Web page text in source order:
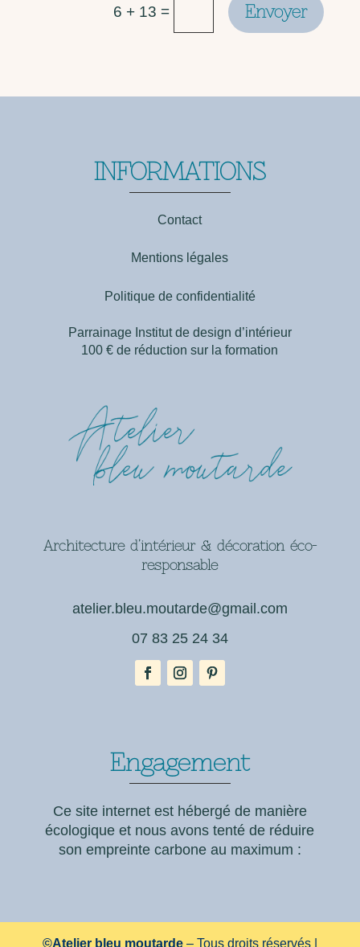
6 + 13 = Envoyer
INFORMATIONS
Contact
Mentions légales
Politique de confidentialité
Parrainage Institut de design d’intérieur
100 € de réduction sur la formation
Architecture d’intérieur & décoration éco-
responsable
atelier.bleu.moutarde@gmail.com
07 83 25 24 34
Engagement
Ce site internet est hébergé de manière
écologique et nous avons tenté de réduire
son empreinte carbone au maximum :
©Atelier bleu moutarde– Tous droits réservés |